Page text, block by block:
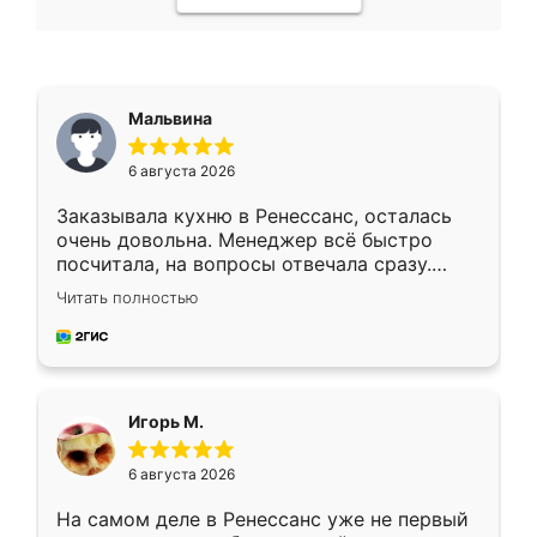
Мальвина
6 августа 2026
Заказывала кухню в Ренессанс, осталась
очень довольна. Менеджер всё быстро
посчитала, на вопросы отвечала сразу.
Замерщик приехал в субботу, подошёл к
делу со всей ответственностью. Собрали
за день, ребята работали аккуратно, даже
Читать полностью
Игорь М.
6 августа 2026
На самом деле в Ренессанс уже не первый